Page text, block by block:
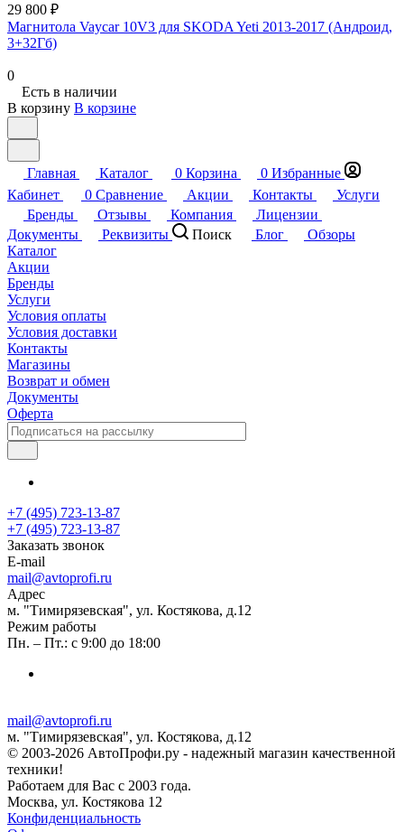
29 800 ₽
Магнитола Vaycar 10V3 для SKODA Yeti 2013-2017 (Андроид,
3+32Гб)
0
Есть в наличии
В корзину В корзине
Главная Каталог 0 Корзина 0 Избранные
Кабинет
0 Сравнение Акции Контакты
Услуги
Бренды
Отзывы Компания
Лицензии
Документы
Реквизиты Поиск Блог
Обзоры
Каталог
Акции
Бренды
Услуги
Условия оплаты
Условия доставки
Контакты
Магазины
Возврат и обмен
Документы
Оферта
+7 (495) 723-13-87
+7 (495) 723-13-87
Заказать звонок
E-mail
mail@avtoprofi.ru
Адрес
м. "Тимирязевская", ул. Костякова, д.12
Режим работы
Пн. – Пт.: с 9:00 до 18:00
mail@avtoprofi.ru
м. "Тимирязевская", ул. Костякова, д.12
© 2003-2026 АвтоПрофи.ру - надежный магазин качественной
техники!
Работаем для Вас с 2003 года.
Москва, ул. Костякова 12
Конфиденциальность